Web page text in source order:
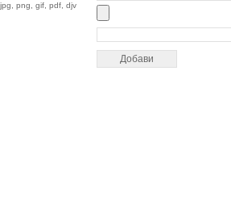
jpg, png, gif, pdf, djv